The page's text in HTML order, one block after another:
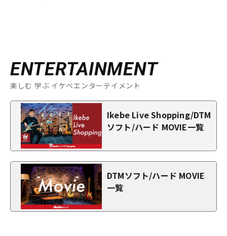
ENTERTAINMENT
楽しむ 学ぶ イケベエンターテイメント
Ikebe Live Shopping/DTM
ソフト/ハード MOVIE一覧
DTMソフト/ハード MOVIE
一覧